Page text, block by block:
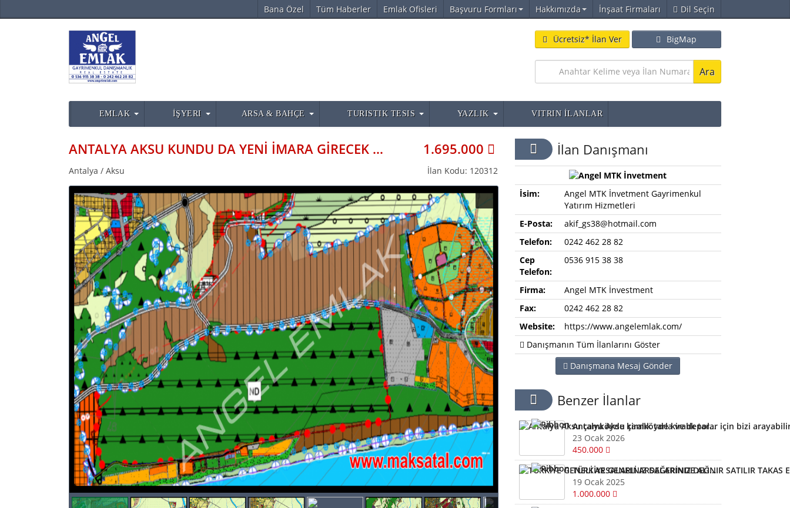
Bana Özel Tüm Haberler Emlak Ofisleri Başvuru Formları Hakkımızda İnşaat Firmaları Dil Seçin
Ücretsiz* İlan Ver BigMap
Ara
EMLAK İŞYERI ARSA & BAHÇE TURISTIK TESIS YAZLIK VITRIN İLANLAR
ANTALYA AKSU KUNDU DA YENİ İMARA GİRECEK OLAN YERLERDE SATILIK 1-2-3-4 D
Antalya / Aksu
1.695.000
İlan Kodu: 120312
İlan Danışmanı
İsim:
Angel MTK İnvetment Gayrimenkul
Yatırım Hizmetleri
E-Posta:
akif_gs38@hotmail.com
Telefon:
0242 462 28 82
Cep
Telefon:
0536 915 38 38
Firma:
Angel MTK İnvestment
Fax:
0242 462 28 82
Website:
https://www.angelemlak.com/
Danışmanın Tüm İlanlarını Göster
Danışmana Mesaj Gönder
Benzer İlanlar
Antalya Aksu çamköyde kiralık tarla ve depolar için bizi arayabilirsiniz
23 Ocak 2026
450.000
TÜRKİYE GENELİ ARSALARINIZ DEĞERİNDE ALINIR SATILIR TAKAS EDİLİR ARAYIN YARDIMCI OLALIM
19 Ocak 2025
1.000.000